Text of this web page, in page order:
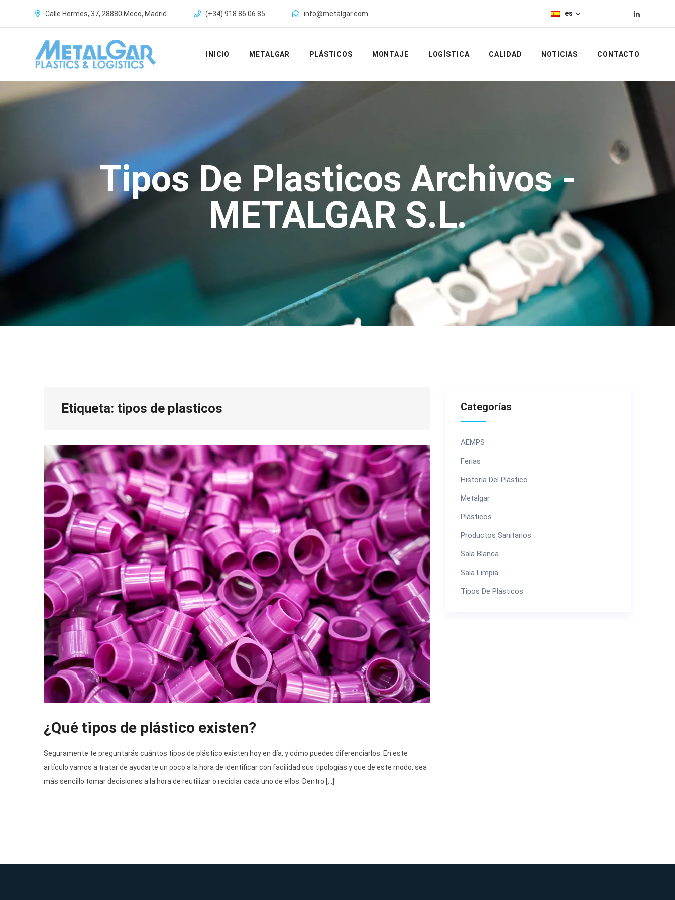
Calle Hermes, 37, 28880 Meco, Madrid (+34) 918 86 06 85 info@metalgar.com es
INICIO METALGAR PLÁSTICOS MONTAJE LOGÍSTICA CALIDAD NOTICIAS CONTACTO
Tipos De Plasticos Archivos -
METALGAR S.L.
Etiqueta: tipos de plasticos
¿Qué tipos de plástico existen?
Seguramente te preguntarás cuántos tipos de plástico existen hoy en día, y cómo puedes diferenciarlos. En este
artículo vamos a tratar de ayudarte un poco a la hora de identificar con facilidad sus tipologías y que de este modo, sea
más sencillo tomar decisiones a la hora de reutilizar o reciclar cada uno de ellos. Dentro […]
Categorías
AEMPS
Ferias
Historia Del Plástico
Metalgar
Plásticos
Productos Sanitarios
Sala Blanca
Sala Limpia
Tipos De Plásticos